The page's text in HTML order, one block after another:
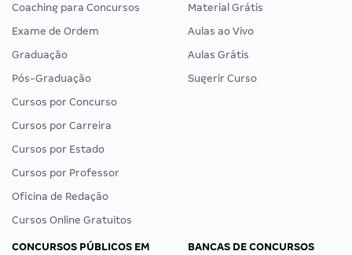
Coaching para Concursos
Exame de Ordem
Graduação
Pós-Graduação
Cursos por Concurso
Cursos por Carreira
Cursos por Estado
Cursos por Professor
Oficina de Redação
Cursos Online Gratuitos
Material Grátis
Aulas ao Vivo
Aulas Grátis
Sugerir Curso
CONCURSOS PÚBLICOS EM
BANCAS DE CONCURSOS